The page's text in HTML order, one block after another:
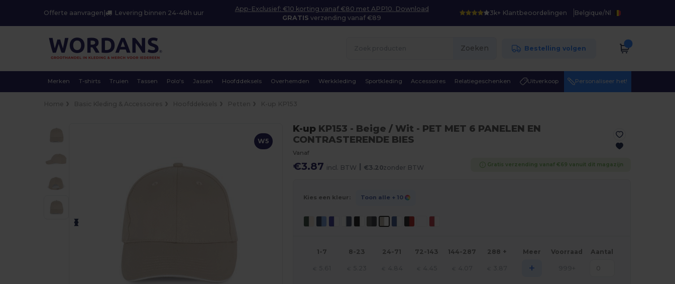
Offerte aanvragen Levering binnen 24-48h uur
App-Exclusief: €10 korting vanaf €80 met APP10. Download
GRATIS verzending vanaf €89
3k+ Klantbeoordelingen Belgique/Nl
Zoeken Bestelling volgen
Merken T-shirts Truien Tassen Polo's Jassen Hoofddeksels Overhemden Werkkleding Sportkleding Accessoires Relatiegeschenken Uitverkoop Personaliseer het!
W5
K-upKP153 - Beige / Wit - PET MET 6 PANELEN EN
CONTRASTERENDE BIES
Vanaf
€3.87 incl. BTW | €3.20zonder BTW Gratis verzending vanaf €69 vanuit dit magazijn
Kies een kleur: Toon alle + 10
1-7 8-23 24-71 72-143 144-287 288 + Meer Voorraad Aantal
+